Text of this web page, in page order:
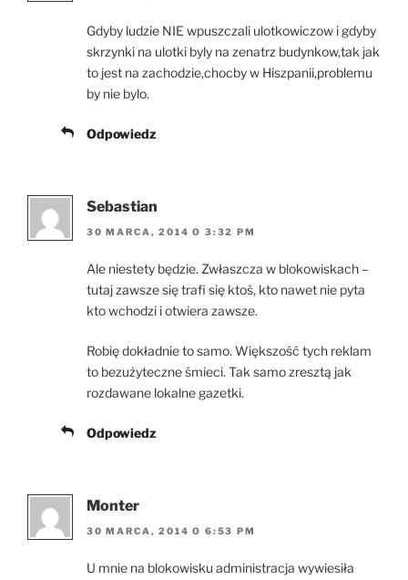
Gdyby ludzie NIE wpuszczali ulotkowiczow i gdyby
skrzynki na ulotki byly na zenatrz budynkow,tak jak
to jest na zachodzie,chocby w Hiszpanii,problemu
by nie bylo.
Odpowiedz
Sebastian
30 MARCA, 2014 O 3:32 PM
Ale niestety będzie. Zwłaszcza w blokowiskach –
tutaj zawsze się trafi się ktoś, kto nawet nie pyta
kto wchodzi i otwiera zawsze.
Robię dokładnie to samo. Większość tych reklam
to bezużyteczne śmieci. Tak samo zresztą jak
rozdawane lokalne gazetki.
Odpowiedz
Monter
30 MARCA, 2014 O 6:53 PM
U mnie na blokowisku administracja wywiesiła